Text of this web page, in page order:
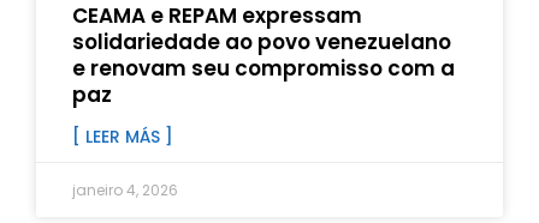
CEAMA e REPAM expressam
solidariedade ao povo venezuelano
e renovam seu compromisso com a
paz
[ LEER MÁS ]
janeiro 4, 2026